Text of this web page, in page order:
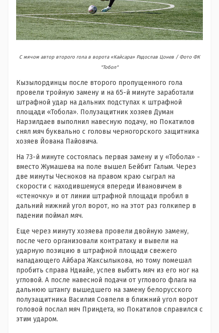
С мячом автор второго гола в ворота «Кайсара» Радослав Цонев / Фото ФК
"Тобол"
Кызылординцы после второго пропущенного гола
провели тройную замену и на 65-й минуте заработали
штрафной удар на дальних подступах к штрафной
площади «Тобола». Полузащитник хозяев Думан
Нарзилдаев выполнил навесную подачу, но Покатилов
снял мяч буквально с головы черногорского защитника
хозяев Йована Пайовича.
На 73-й минуте состоялась первая замену и у «Тобола» -
вместо Жумашева на поле вышел Бейбит Галым. Через
две минуты Чесноков на правом краю сыграл на
скорости с находившемуся впереди Ивановичем в
«стеночку» и от линии штрафной площади пробил в
дальний нижний угол ворот, но на этот раз голкипер в
падении поймал мяч.
Еще через минуту хозяева провели двойную замену,
после чего организовали контратаку и вывели на
ударную позицию в штрафной площади свежего
нападающего Айбара Жаксылыкова, но тому помешал
пробить справа Ндиайе, успев выбить мяч из его ног на
угловой. А после навесной подачи от углового флага на
дальнюю штангу вышедшего на замену белорусского
полузащитника Василия Совпеля в ближний угол ворот
головой послал мяч Приндета, но Покатилов справился с
этим ударом.